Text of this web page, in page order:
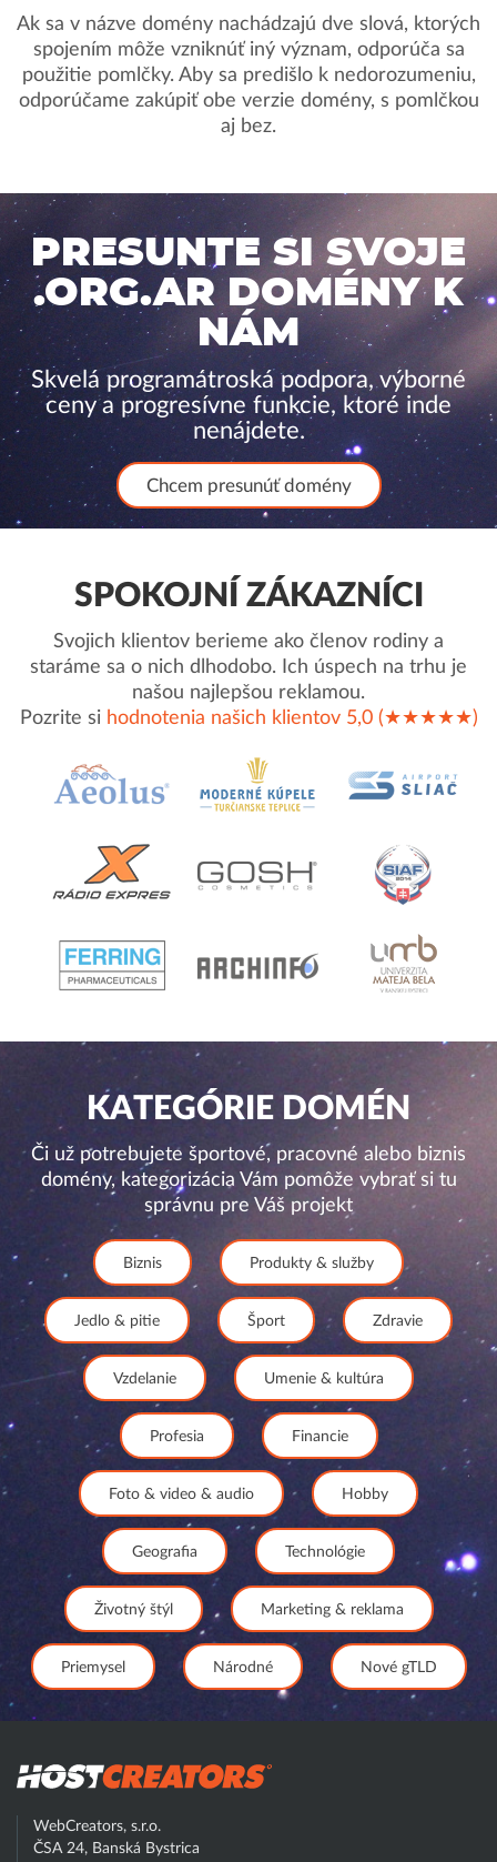
Ak sa v názve domény nachádzajú dve slová, ktorých
spojením môže vzniknúť iný význam, odporúča sa
použitie pomlčky. Aby sa predišlo k nedorozumeniu,
odporúčame zakúpiť obe verzie domény, s pomlčkou
aj bez.
PRESUNTE SI SVOJE
.ORG.AR DOMÉNY K
NÁM
Skvelá programátroská podpora, výborné
ceny a progresívne funkcie, ktoré inde
nenájdete.
Chcem presunúť domény
SPOKOJNÍ ZÁKAZNÍCI
Svojich klientov berieme ako členov rodiny a
staráme sa o nich dlhodobo. Ich úspech na trhu je
našou najlepšou reklamou.
Pozrite si hodnotenia našich klientov 5,0 (★★★★★)
KATEGÓRIE DOMÉN
Či už potrebujete športové, pracovné alebo biznis
domény, kategorizácia Vám pomôže vybrať si tu
správnu pre Váš projekt
Biznis Produkty & služby
Jedlo & pitie Šport Zdravie
Vzdelanie Umenie & kultúra
Profesia Financie
Foto & video & audio Hobby
Geografia Technológie
Životný štýl Marketing & reklama
Priemysel Národné Nové gTLD
WebCreators, s.r.o.
ČSA 24, Banská Bystrica